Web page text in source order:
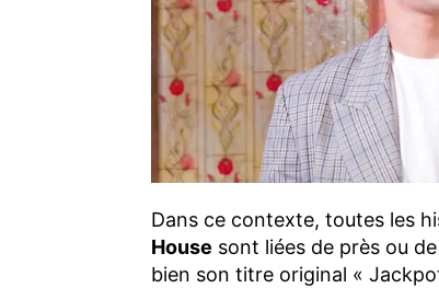
Dans ce contexte, toutes les
House sont liées de près ou
bien son titre original «